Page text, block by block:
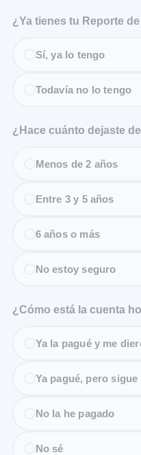
¿Ya tienes tu Reporte
Sí, ya lo tengo
Todavía no lo tengo
¿Hace cuánto dejaste
Menos de 2 años
Entre 3 y 5 años
6 años o más
No estoy seguro
¿Cómo está la cuenta
Ya la pagué y me
Ya pagué, pero
No la he pagado
No sé